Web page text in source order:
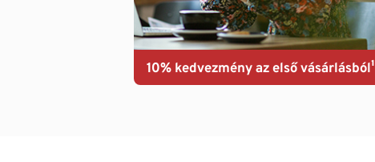
10% kedvezmény az első vásárlásból¹